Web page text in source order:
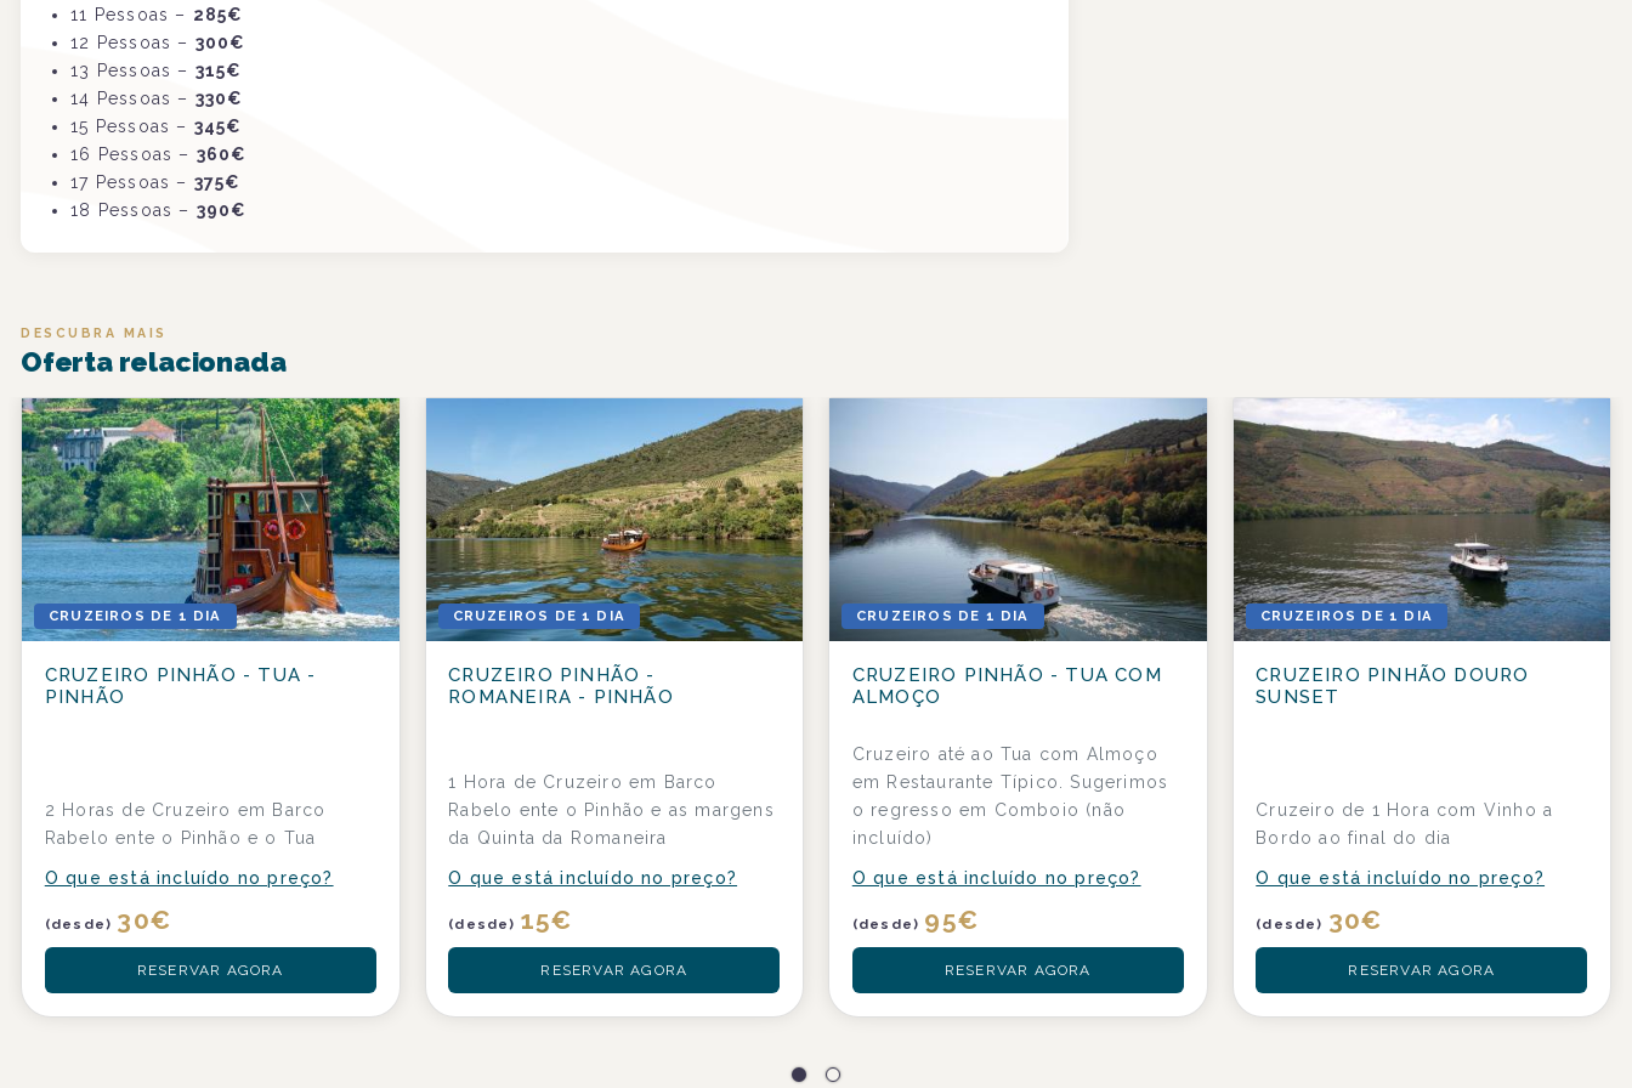
11 Pessoas – 285€
12 Pessoas – 300€
13
Pessoas – 315€
14 Pessoas – 330€
15 Pessoas – 345€
16
Pessoas – 360€
17 Pessoas – 375€
18
Pessoas – 390€
DESCUBRA MAIS
Oferta relacionada
CRUZEIROS DE 1 DIA
CRUZEIRO PINHÃO - TUA -
PINHÃO
2 Horas de Cruzeiro em Barco
Rabelo ente o Pinhão e o Tua
O que está incluído no preço?
(desde) 30€
RESERVAR AGORA
CRUZEIROS DE 1 DIA
CRUZEIRO PINHÃO -
ROMANEIRA - PINHÃO
1 Hora de Cruzeiro em Barco
Rabelo ente o Pinhão e as margens
da Quinta da Romaneira
O que está incluído no preço?
(desde) 15€
RESERVAR AGORA
CRUZEIROS DE 1 DIA
CRUZEIRO PINHÃO - TUA COM
ALMOÇO
Cruzeiro até ao Tua com Almoço
em Restaurante Típico. Sugerimos
o regresso em Comboio (não
incluído)
O que está incluído no preço?
(desde) 95€
RESERVAR AGORA
CRUZEIROS DE 1 DIA
CRUZEIRO PINHÃO DOURO
SUNSET
Cruzeiro de 1 Hora com Vinho a
Bordo ao final do dia
O que está incluído no preço?
(desde) 30€
RESERVAR AGORA